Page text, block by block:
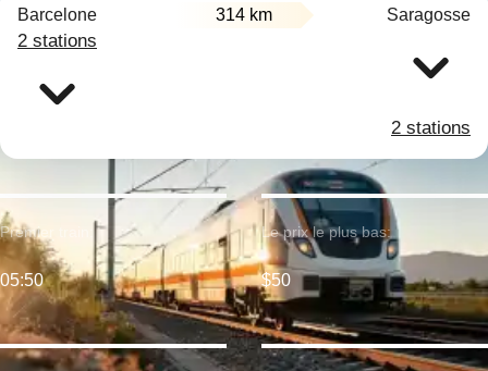
Barcelone 314 km Saragosse
2 stations
2 stations
Premier train:
05:50
Le prix le plus bas:
$50